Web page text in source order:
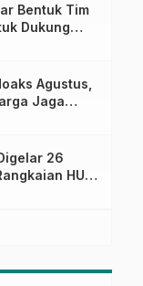
Bentuk Tim
Dukung
di
Agustus,
Jaga
26
HUT